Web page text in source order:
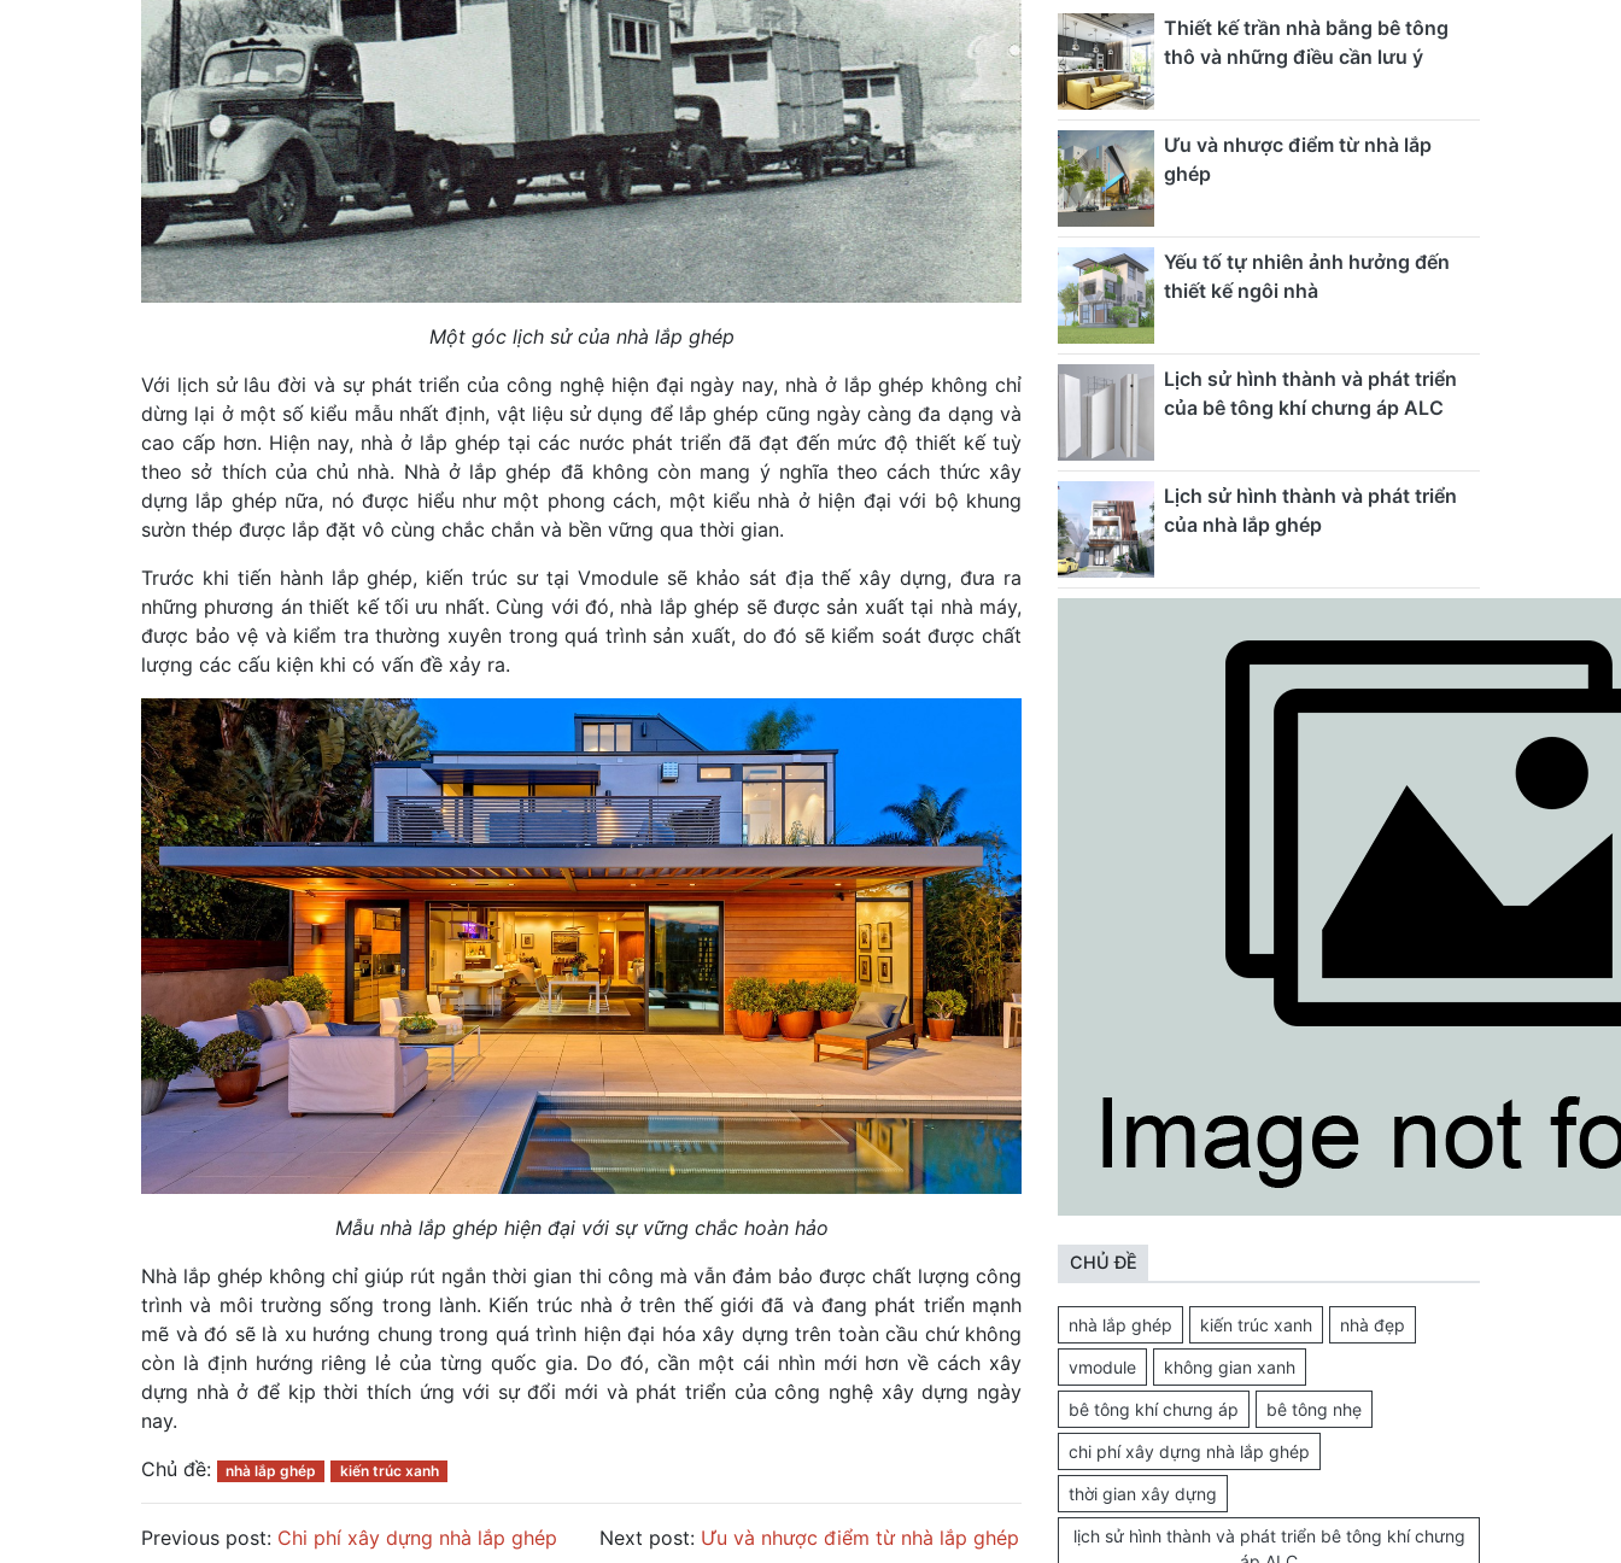
Một góc lịch sử của nhà lắp ghép
Với lịch sử lâu đời và sự phát triển của công nghệ hiện đại ngày nay, nhà ở lắp ghép không chỉ
dừng lại ở một số kiểu mẫu nhất định, vật liệu sử dụng để lắp ghép cũng ngày càng đa dạng và
cao cấp hơn. Hiện nay, nhà ở lắp ghép tại các nước phát triển đã đạt đến mức độ thiết kế tuỳ
theo sở thích của chủ nhà. Nhà ở lắp ghép đã không còn mang ý nghĩa theo cách thức xây
dựng lắp ghép nữa, nó được hiểu như một phong cách, một kiểu nhà ở hiện đại với bộ khung
sườn thép được lắp đặt vô cùng chắc chắn và bền vững qua thời gian.
Trước khi tiến hành lắp ghép, kiến trúc sư tại Vmodule sẽ khảo sát địa thế xây dựng, đưa ra
những phương án thiết kế tối ưu nhất. Cùng với đó, nhà lắp ghép sẽ được sản xuất tại nhà máy,
được bảo vệ và kiểm tra thường xuyên trong quá trình sản xuất, do đó sẽ kiểm soát được chất
lượng các cấu kiện khi có vấn đề xảy ra.
Mẫu nhà lắp ghép hiện đại với sự vững chắc hoàn hảo
Nhà lắp ghép không chỉ giúp rút ngắn thời gian thi công mà vẫn đảm bảo được chất lượng công
trình và môi trường sống trong lành. Kiến trúc nhà ở trên thế giới đã và đang phát triển mạnh
mẽ và đó sẽ là xu hướng chung trong quá trình hiện đại hóa xây dựng trên toàn cầu chứ không
còn là định hướng riêng lẻ của từng quốc gia. Do đó, cần một cái nhìn mới hơn về cách xây
dựng nhà ở để kịp thời thích ứng với sự đổi mới và phát triển của công nghệ xây dựng ngày
nay.
Chủ đề:
nhà lắp ghép kiến trúc xanh
Previous post: Chi phí xây dựng nhà lắp ghép Next post: Ưu và nhược điểm từ nhà lắp ghép
Thiết kế trần nhà bằng bê tông
thô và những điều cần lưu ý
Ưu và nhược điểm từ nhà lắp
ghép
Yếu tố tự nhiên ảnh hưởng đến
thiết kế ngôi nhà
Lịch sử hình thành và phát triển
của bê tông khí chưng áp ALC
Lịch sử hình thành và phát triển
của nhà lắp ghép
CHỦ ĐỀ
nhà lắp ghép kiến trúc xanh nhà đẹp
vmodule không gian xanh
bê tông khí chưng áp bê tông nhẹ
chi phí xây dựng nhà lắp ghép
thời gian xây dựng
lịch sử hình thành và phát triển bê tông khí chưng